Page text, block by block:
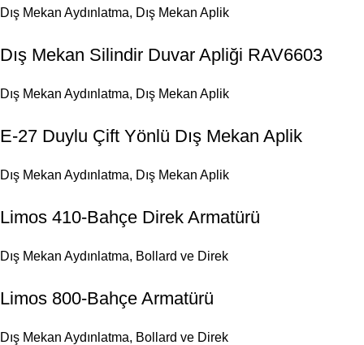
Dış Mekan Aydınlatma, Dış Mekan Aplik
Dış Mekan Silindir Duvar Apliği RAV6603
Dış Mekan Aydınlatma, Dış Mekan Aplik
E-27 Duylu Çift Yönlü Dış Mekan Aplik
Dış Mekan Aydınlatma, Dış Mekan Aplik
Limos 410-Bahçe Direk Armatürü
Dış Mekan Aydınlatma, Bollard ve Direk
Limos 800-Bahçe Armatürü
Dış Mekan Aydınlatma, Bollard ve Direk